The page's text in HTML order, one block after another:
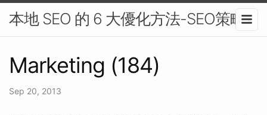
本地 SEO 的 6 大優化方法-SEO策略
Marketing (184)
Sep 20, 2013